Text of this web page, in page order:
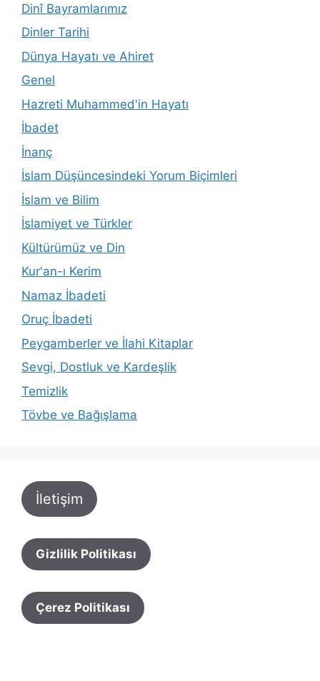
Dinî Bayramlarımız
Dinler Tarihi
Dünya Hayatı ve Ahiret
Genel
Hazreti Muhammed'in Hayatı
İbadet
İnanç
İslam Düşüncesindeki Yorum Biçimleri
İslam ve Bilim
İslamiyet ve Türkler
Kültürümüz ve Din
Kur'an-ı Kerim
Namaz İbadeti
Oruç İbadeti
Peygamberler ve İlahi Kitaplar
Sevgi, Dostluk ve Kardeşlik
Temizlik
Tövbe ve Bağışlama
İletişim
Gizlilik Politikası
Çerez Politikası